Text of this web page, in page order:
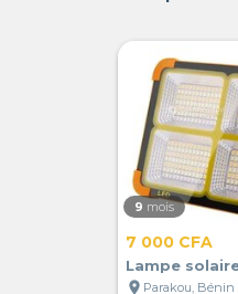
9 mois
7 000 CFA
Lampe
location_on Parakou, Bénin